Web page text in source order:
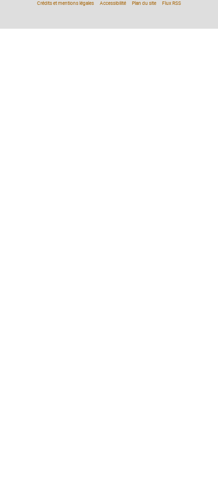
Crédits et mentions légales
Accessibilité Plan du site Flux RSS